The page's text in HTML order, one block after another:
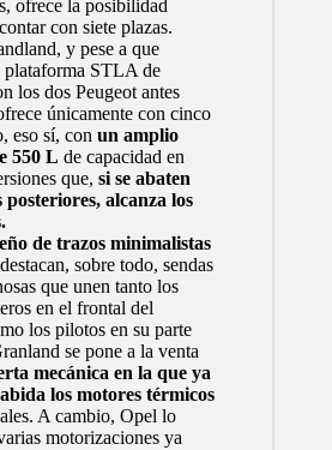
ofrece la posibilidad
con siete plazas.
y pese a que
plataforma STLA de
los dos Peugeot antes
únicamente con cinco
eso sí, con un amplio
550 L de capacidad en
que, si se abaten
posteriores, alcanza los
de trazos minimalistas
sobre todo, sendas
que unen tanto los
en el frontal del
los pilotos en su parte
se pone a la venta
mecánica en la que ya
los motores térmicos
A cambio, Opel lo
motorizaciones ya